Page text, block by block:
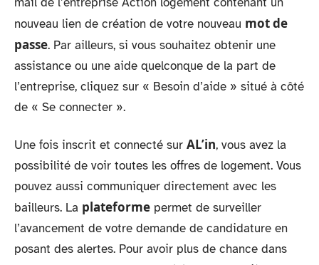
nouveau lien de création de votre nouveau mot de
passe. Par ailleurs, si vous souhaitez obtenir une
assistance ou une aide quelconque de la part de
l’entreprise, cliquez sur « Besoin d’aide » situé à côté
de « Se connecter ».
Une fois inscrit et connecté sur AL’in, vous avez la
possibilité de voir toutes les offres de logement. Vous
pouvez aussi communiquer directement avec les
bailleurs. La plateforme permet de surveiller
l’avancement de votre demande de candidature en
posant des alertes. Pour avoir plus de chance dans